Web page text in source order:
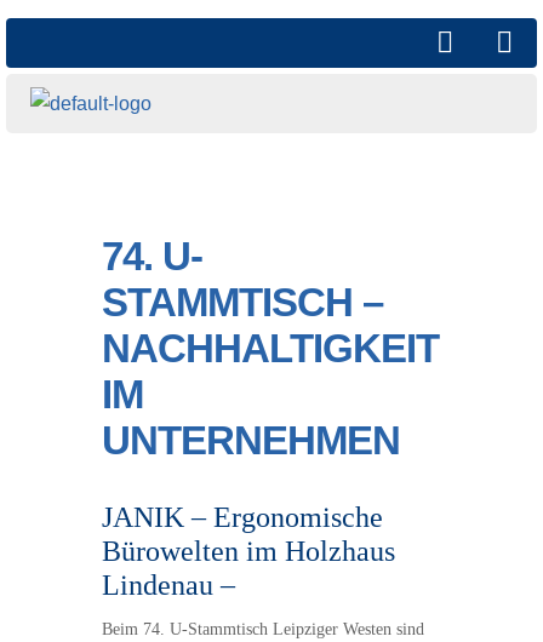
74. U-
STAMMTISCH –
NACHHALTIGKEIT
IM
UNTERNEHMEN
JANIK – Ergonomische
Bürowelten im Holzhaus
Lindenau –
Beim 74. U-Stammtisch Leipziger Westen sind